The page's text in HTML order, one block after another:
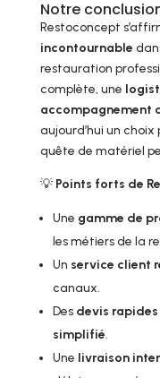
Notre
Restoconcept
incontournable
restauration
complète, une
accompagnement
aujourd’hui un
quête de matériel
💡 Points forts de
Une gamme de
les métiers de la
Un service client
canaux.
Des devis rapides
simplifié.
Une livraison